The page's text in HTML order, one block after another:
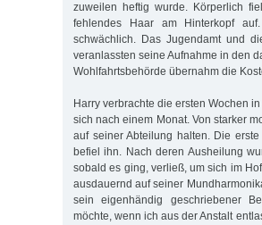
zuweilen heftig wurde. Körperlich
fehlendes Haar am Hinterkopf
schwächlich. Das Jugendamt und
veranlassten seine Aufnahme in den
Wohlfahrtsbehörde übernahm die
Harry verbrachte die ersten Wochen
sich nach einem Monat. Von starker
auf seiner Abteilung halten. Die
befiel ihn. Nach deren Ausheilung
sobald es ging, verließ, um sich im
ausdauernd auf seiner
sein eigenhändig geschriebener
möchte, wenn ich aus der Anstalt